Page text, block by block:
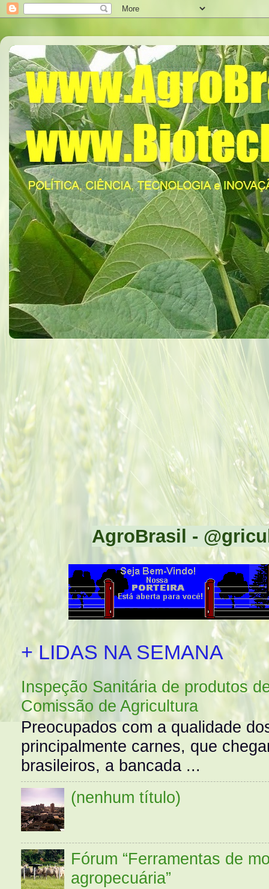
AgroBrasil -
+ LIDAS NA SEMANA
Inspeção Sanitária de produtos
Comissão de Agricultura
Preocupados com a qualidade
principalmente carnes, que
brasileiros, a bancada ...
(nenhum título)
Fórum “Ferramentas de
agropecuária”